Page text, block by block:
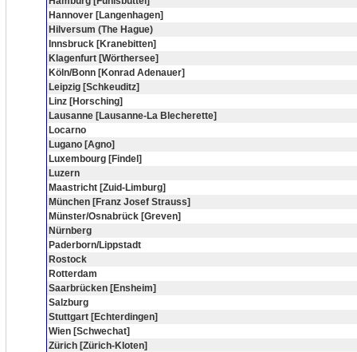
Hannover [Langenhagen]
Hilversum (The Hague)
Innsbruck [Kranebitten]
Klagenfurt [Wörthersee]
Köln/Bonn [Konrad Adenauer]
Leipzig [Schkeuditz]
Linz [Horsching]
Lausanne [Lausanne-La Blecherette]
Locarno
Lugano [Agno]
Luxembourg [Findel]
Luzern
Maastricht [Zuid-Limburg]
München [Franz Josef Strauss]
Münster/Osnabrück [Greven]
Nürnberg
Paderborn/Lippstadt
Rostock
Rotterdam
Saarbrücken [Ensheim]
Salzburg
Stuttgart [Echterdingen]
Wien [Schwechat]
Zürich [Zürich-Kloten]